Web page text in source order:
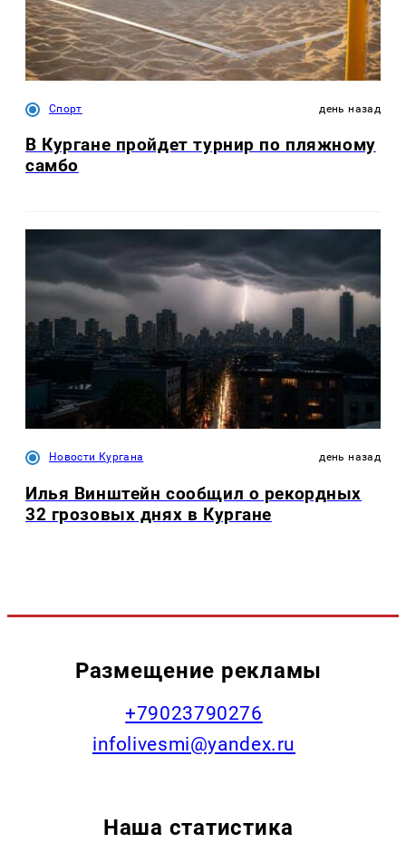
Спорт день назад
В Кургане пройдет турнир по пляжному
самбо
Новости Кургана день назад
Илья Винштейн сообщил о рекордных
32 грозовых днях в Кургане
Размещение рекламы
+79023790276
infolivesmi@yandex.ru
Наша статистика